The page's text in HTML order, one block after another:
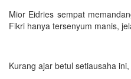
Mior Eidries sempat
Fikri hanya tersenyum manis,
Kurang ajar betul setiausaha